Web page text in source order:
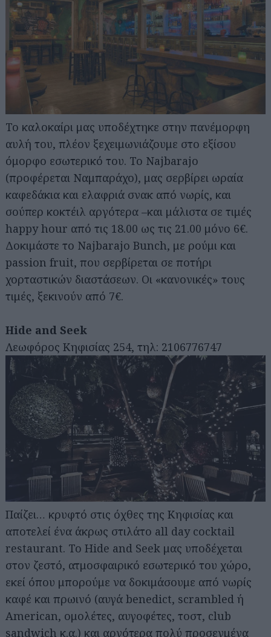
To καλοκαίρι μας υποδέχτηκε στην πανέμορφη
αυλή του, πλέον ξεχειμωνιάζουμε στο εξίσου
όμορφο εσωτερικό του. Το Najbarajo
(προφέρεται Ναμπαράχο), μας σερβίρει ωραία
καφεδάκια και ελαφριά σνακ από νωρίς, και
σούπερ κοκτέιλ αργότερα –και μάλιστα σε τιμές
happy hour από τις 18.00 ως τις 21.00 μόνο 6€.
Δοκιμάστε το Najbarajo Bunch, με ρούμι και
passion fruit, που σερβίρεται σε ποτήρι
χορταστικών διαστάσεων. Οι «κανονικές» τους
τιμές, ξεκινούν από 7€.
Hide and Seek
Λεωφόρος Κηφισίας 254, τηλ: 2106776747
Παίζει… κρυφτό στις όχθες της Κηφισίας και
αποτελεί ένα άκρως στιλάτο all day cocktail
restaurant. Το Hide and Seek μας υποδέχεται
στον ζεστό, ατμοσφαιρικό εσωτερικό του χώρο,
εκεί όπου μπορούμε να δοκιμάσουμε από νωρίς
καφέ και πρωινό (αυγά benedict, scrambled ή
American, ομολέτες, αυγοφέτες, τοστ, club
sandwich κ.α.) και αργότερα πολύ προσεγμένα